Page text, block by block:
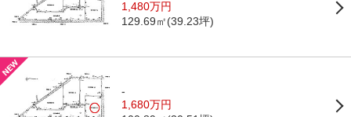
1,480万円
129.69㎡(39.23坪)
-
1,680万円